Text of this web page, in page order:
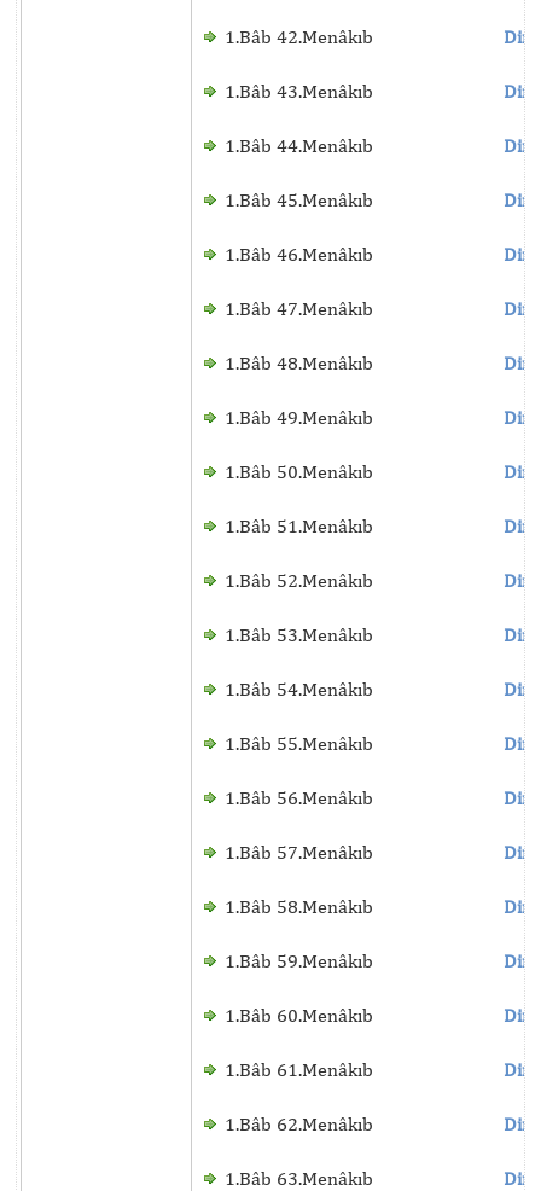
1.Bâb 42.Menâkıb
1.Bâb 43.Menâkıb
1.Bâb 44.Menâkıb
1.Bâb 45.Menâkıb
1.Bâb 46.Menâkıb
1.Bâb 47.Menâkıb
1.Bâb 48.Menâkıb
1.Bâb 49.Menâkıb
1.Bâb 50.Menâkıb
1.Bâb 51.Menâkıb
1.Bâb 52.Menâkıb
1.Bâb 53.Menâkıb
1.Bâb 54.Menâkıb
1.Bâb 55.Menâkıb
1.Bâb 56.Menâkıb
1.Bâb 57.Menâkıb
1.Bâb 58.Menâkıb
1.Bâb 59.Menâkıb
1.Bâb 60.Menâkıb
1.Bâb 61.Menâkıb
1.Bâb 62.Menâkıb
1.Bâb 63.Menâkıb